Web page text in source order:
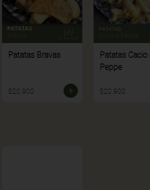
Patatas Bravas
$20.900
Patatas Cacio
Peppe
$20.900